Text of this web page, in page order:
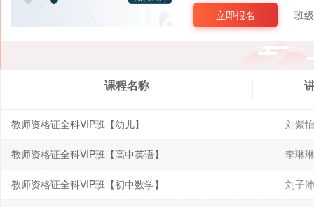
立即报名 班
课程名称
教师资格证全科VIP班【幼儿】 刘紫
教师资格证全科VIP班【高中英语】 李琳
教师资格证全科VIP班【初中数学】 刘子